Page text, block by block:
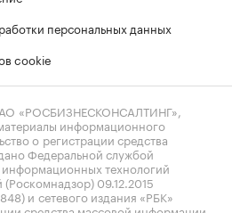
персональных данных
cookie
«РОСБИЗНЕСКОНСАЛТИНГ»,
информационного
о регистрации средства
Федеральной службой
технологий
09.12.2015
и сетевого издания «РБК»